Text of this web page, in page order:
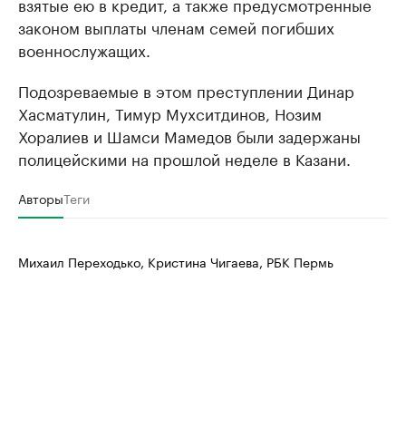
законом выплаты членам семей погибших
военнослужащих.
Подозреваемые в этом преступлении Динар
Хасматулин, Тимур Мухситдинов, Нозим
Хоралиев и Шамси Мамедов были задержаны
полицейскими на прошлой неделе в Казани.
АвторыТеги
Михаил Переходько, Кристина Чигаева, РБК Пермь